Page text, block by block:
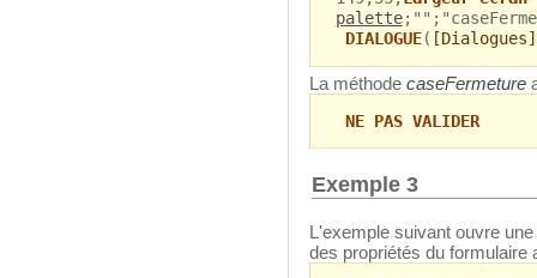
palette
DIALOGUE( [Dialogues]
La méthode caseFermeture
NE PAS VALIDER
Exemple 3
L'exemple suivant ouvre
des propriétés du formulaire